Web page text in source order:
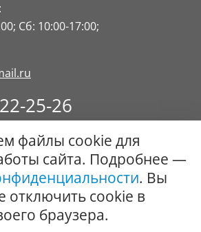
Сб: 10:00-17:00;
25-26
17-89
звонок
1996 - 2026. Все права
персональных данных
файлы cookie для
сайта. Подробнее —
. Вы
отключить cookie в
браузера.